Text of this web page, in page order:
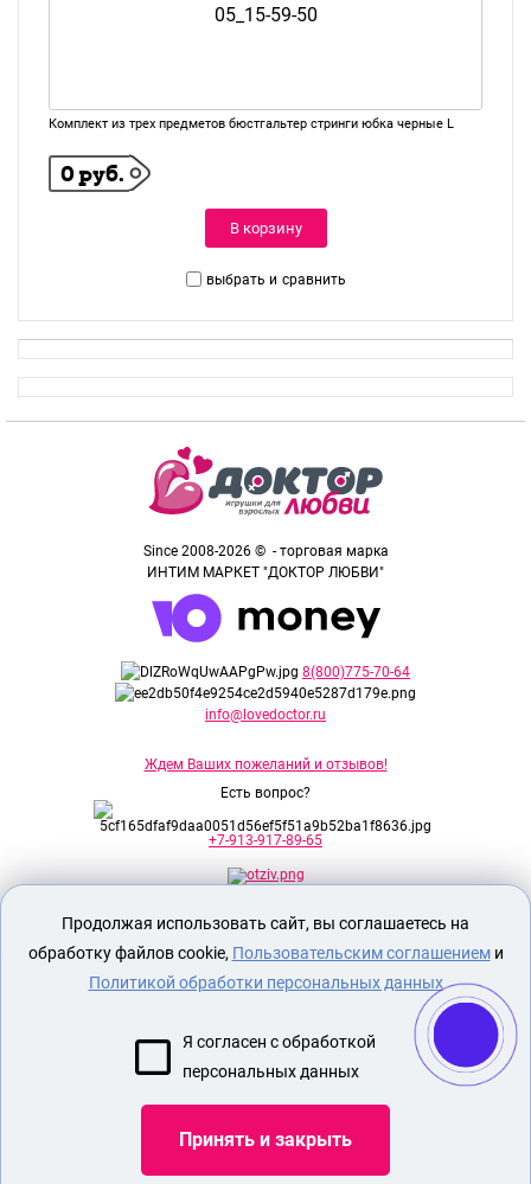
Комплект из трех предметов бюстгальтер стринги юбка черные L
0 руб.
В корзину
выбрать и сравнить
Since 2008-2026 © - торговая марка
ИНТИМ МАРКЕТ "ДОКТОР ЛЮБВИ"
8(800)775-70-64
info@lovedoctor.ru
Ждем Ваших пожеланий и отзывов!
Есть вопрос?
+7-913-917-89-65
Секс шоп Доктор Любви предназначен
исключительно для лиц старше 18 лет!
Вся продукция имеет знак EAC
ЭРОТИЧЕСКОЕ БЕЛЬЕ
Продолжая использовать сайт, вы соглашаетесь на
обработку файлов cookie, Пользовательским соглашениеми
Политикой обработки персональных данных
Я согласен с обработкой
персональных данных
Принять и закрыть